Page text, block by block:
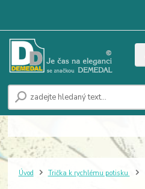
Úvod Trička k rychlému potisku